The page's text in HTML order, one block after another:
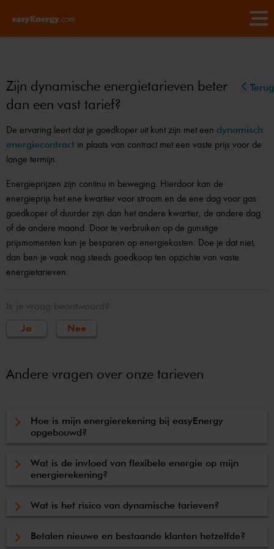
Terug
Zijn dynamische energietarieven beter
dan een vast tarief?
De ervaring leert dat je goedkoper uit kunt zijn met een dynamisch
energiecontract in plaats van contract met een vaste prijs voor de
lange termijn.
Energieprijzen zijn continu in beweging. Hierdoor kan de
energieprijs het ene kwartier voor stroom en de ene dag voor gas
goedkoper of duurder zijn dan het andere kwartier, de andere dag
of de andere maand. Door te verbruiken op de gunstige
prijsmomenten kun je besparen op energiekosten. Doe je dat niet,
dan ben je vaak nog steeds goedkoop ten opzichte van vaste
energietarieven.
Is je vraag beantwoord?
Ja
Nee
Andere vragen over onze tarieven
Hoe is mijn energierekening bij easyEnergy
opgebouwd?
Wat is de invloed van flexibele energie op mijn
energierekening?
Wat is het risico van dynamische tarieven?
Betalen nieuwe en bestaande klanten hetzelfde?